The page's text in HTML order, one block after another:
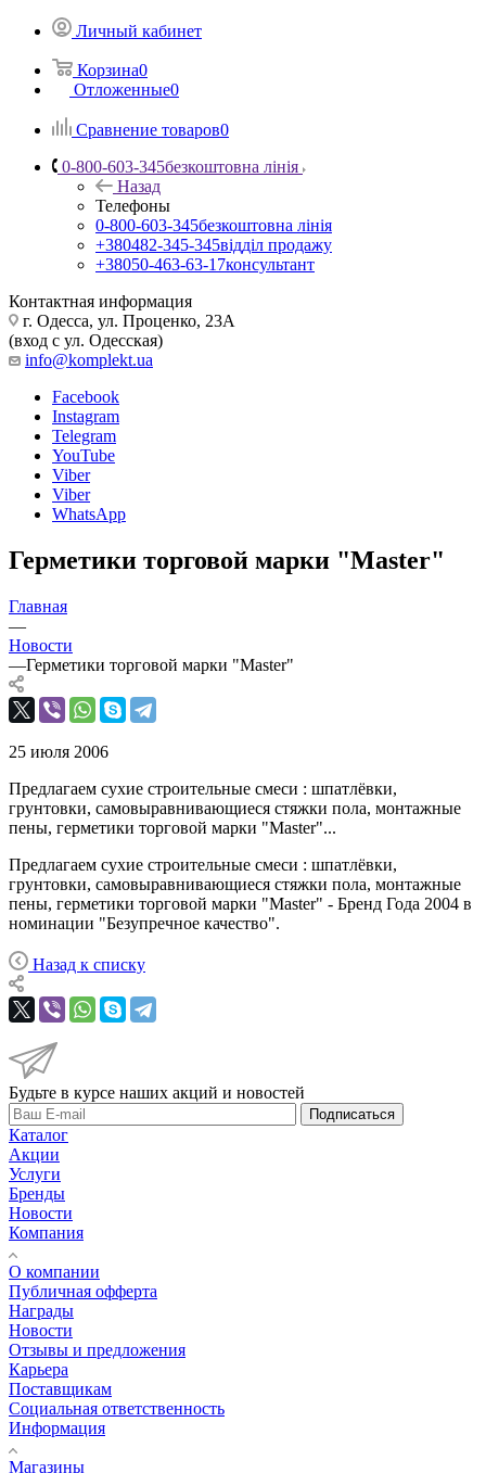
Личный кабинет
Корзина0
Отложенные0
Сравнение товаров0
0-800-603-345безкоштовна лінія
Назад
Телефоны
0-800-603-345безкоштовна лінія
+380482-345-345відділ продажу
+38050-463-63-17консультант
Контактная информация
г. Одесса, ул. Проценко, 23А
(вход с ул. Одесская)
info@komplekt.ua
Facebook
Instagram
Telegram
YouTube
Viber
Viber
WhatsApp
Герметики торговой марки "Master"
Главная
—
Новости
—Герметики торговой марки "Master"
25 июля 2006
Предлагаем сухие строительные смеси : шпатлёвки,
грунтовки, самовыравнивающиеся стяжки пола, монтажные
пены, герметики торговой марки "Master"...
Предлагаем сухие строительные смеси : шпатлёвки,
грунтовки, самовыравнивающиеся стяжки пола, монтажные
пены, герметики торговой марки "Master" - Бренд Года 2004 в
номинации "Безупречное качество".
Назад к списку
Будьте в курсе наших акций и новостей
Подписаться
Каталог
Акции
Услуги
Бренды
Новости
Компания
О компании
Публичная офферта
Награды
Новости
Отзывы и предложения
Карьера
Поставщикам
Социальная ответственность
Информация
Магазины